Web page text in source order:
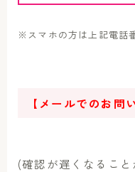
※スマホの方は上記電話
【メールでのお問
(確認が遅くなるこ